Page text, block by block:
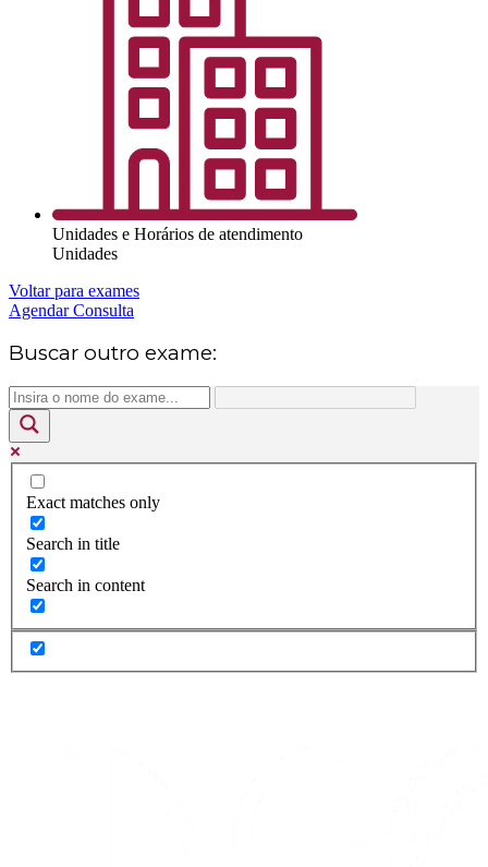
Unidades e Horários de atendimento
Unidades
Voltar para exames
Agendar Consulta
Buscar outro exame:
Exact matches only
Search in title
Search in content